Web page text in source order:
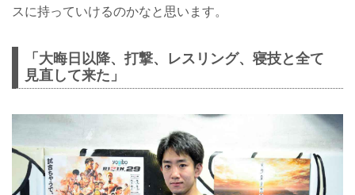
スに持っていけるのかなと思います。
「大晦日以降、打撃、レスリング、寝技と全て
見直して来た」